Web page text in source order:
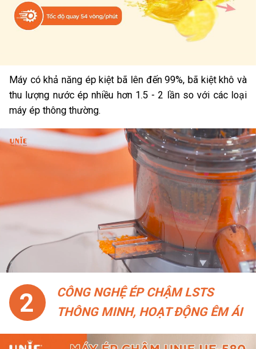
Giữ nguyên hương vị,
Máy có khả năng ép kiệt bã lên đến 99%, bã kiệt khô và
thu lượng nước ép nhiều hơn 1.5 - 2 lần so với các loại
máy ép thông thường.
CÔNG NGHỆ ÉP CHẬM LSTS
THÔNG MINH, HOẠT ĐỘNG ÊM ÁI
2